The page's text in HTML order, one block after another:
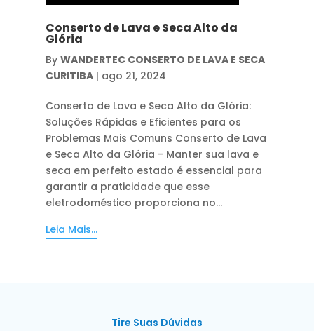
Conserto de Lava e Seca Alto da
Glória
By WANDERTEC CONSERTO DE LAVA E SECA
CURITIBA| ago 21, 2024
Conserto de Lava e Seca Alto da Glória:
Soluções Rápidas e Eficientes para os
Problemas Mais Comuns Conserto de Lava
e Seca Alto da Glória - Manter sua lava e
seca em perfeito estado é essencial para
garantir a praticidade que esse
eletrodoméstico proporciona no...
Leia Mais...
Tire Suas Dúvidas